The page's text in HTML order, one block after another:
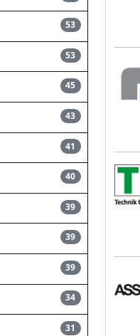
53
53
45
43
41
40
39
39
39
34
31
LR